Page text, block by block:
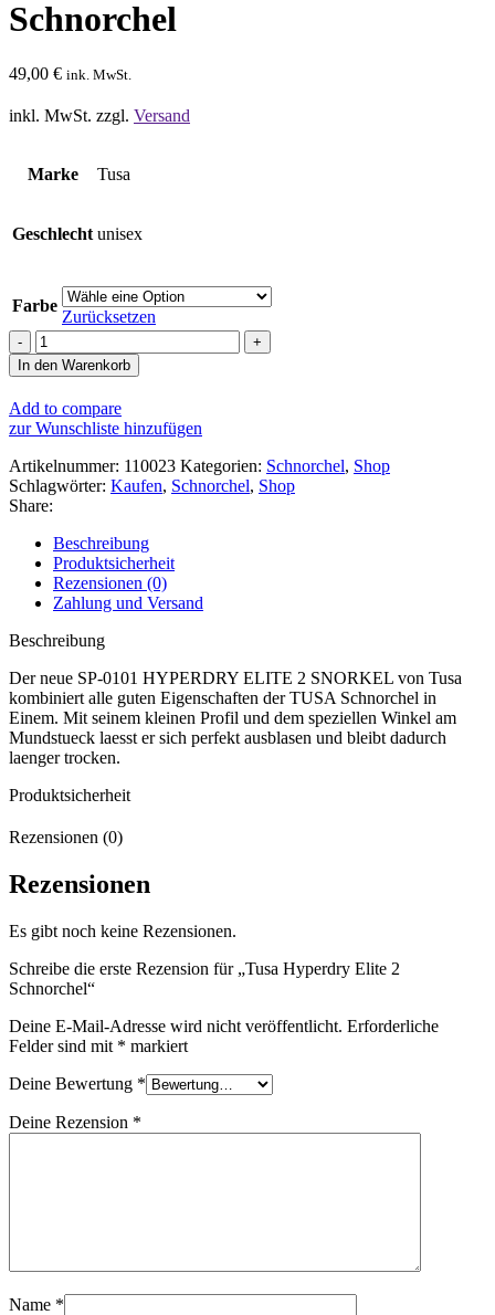
Schnorchel
49,00 € ink. MwSt.
inkl. MwSt. zzgl. Versand
Marke Tusa
Geschlecht unisex
Farbe
Zurücksetzen
Tusa
Hyperdry
Elite
2
Schnorchel
Menge
In den Warenkorb
Add to compare
zur Wunschliste hinzufügen
Artikelnummer: 110023 Kategorien: Schnorchel, Shop
Schlagwörter: Kaufen, Schnorchel, Shop
Share:
Beschreibung
Produktsicherheit
Rezensionen (0)
Zahlung und Versand
Beschreibung
Der neue SP-0101 HYPERDRY ELITE 2 SNORKEL von Tusa
kombiniert alle guten Eigenschaften der TUSA Schnorchel in
Einem. Mit seinem kleinen Profil und dem speziellen Winkel am
Mundstueck laesst er sich perfekt ausblasen und bleibt dadurch
laenger trocken.
Produktsicherheit
Rezensionen (0)
Rezensionen
Es gibt noch keine Rezensionen.
Schreibe die erste Rezension für „Tusa Hyperdry Elite 2
Schnorchel“
Deine E-Mail-Adresse wird nicht veröffentlicht. Erforderliche
Felder sind mit * markiert
Deine Bewertung *
Deine Rezension *
Name *